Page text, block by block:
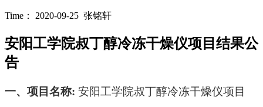
Time： 2020-09-25 张铭轩
安阳工学院叔丁醇冷冻干燥仪项目结果公
告
一、 项目名称: 安阳工学院叔丁醇冷冻干燥仪项目